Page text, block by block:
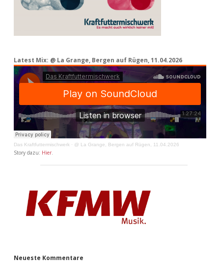
Latest Mix: @ La Grange, Bergen auf Rügen, 11.04.2026
Das Kraftfuttermischwerk · @ La Grange, Bergen auf Rügen, 11.04.2026
Story dazu: Hier
Neueste Kommentare